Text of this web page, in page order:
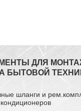
ДЛЯ
БЫТОВОЙ
шланги и